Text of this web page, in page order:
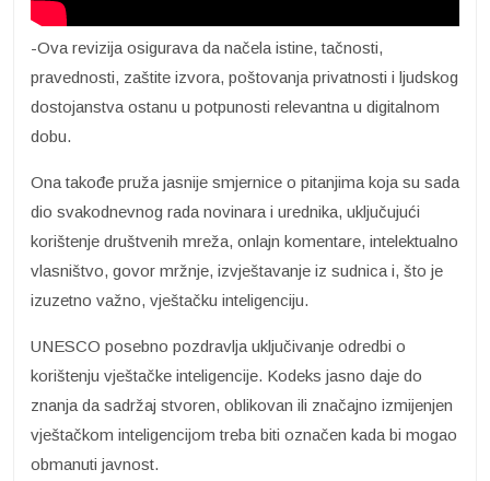
-Ova revizija osigurava da načela istine, tačnosti,
pravednosti, zaštite izvora, poštovanja privatnosti i ljudskog
dostojanstva ostanu u potpunosti relevantna u digitalnom
dobu.
Ona takođe pruža jasnije smjernice o pitanjima koja su sada
dio svakodnevnog rada novinara i urednika, uključujući
korištenje društvenih mreža, onlajn komentare, intelektualno
vlasništvo, govor mržnje, izvještavanje iz sudnica i, što je
izuzetno važno, vještačku inteligenciju.
UNESCO posebno pozdravlja uključivanje odredbi o
korištenju vještačke inteligencije. Kodeks jasno daje do
znanja da sadržaj stvoren, oblikovan ili značajno izmijenjen
vještačkom inteligencijom treba biti označen kada bi mogao
obmanuti javnost.